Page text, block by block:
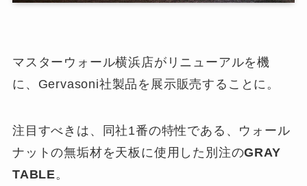
マスターウォール横浜店がリニューアルを機
に、Gervasoni社製品を展示販売することに。
注目すべきは、同社1番の特性である、ウォール
ナットの無垢材を天板に使用した別注のGRAY
TABLE。